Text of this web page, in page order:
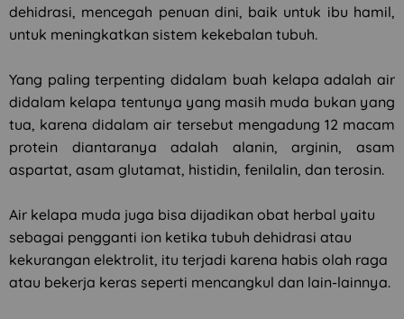
dehidrasi, mencegah penuan dini, baik untuk ibu hamil,
untuk meningkatkan sistem kekebalan tubuh.
Yang paling terpenting didalam buah kelapa adalah air
didalam kelapa tentunya yang masih muda bukan yang
tua, karena didalam air tersebut mengadung 12 macam
protein diantaranya adalah alanin, arginin, asam
aspartat, asam glutamat, histidin, fenilalin, dan terosin.
Air kelapa muda juga bisa dijadikan obat herbal yaitu
sebagai pengganti ion ketika tubuh dehidrasi atau
kekurangan elektrolit, itu terjadi karena habis olah raga
atau bekerja keras seperti mencangkul dan lain-lainnya.